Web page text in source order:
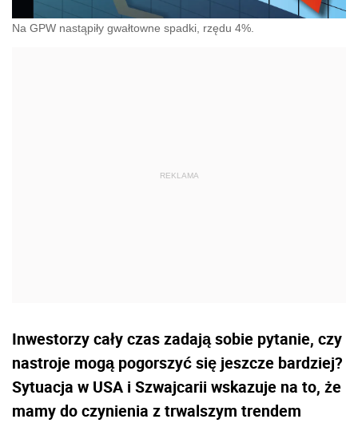
Na GPW nastąpiły gwałtowne spadki, rzędu 4%.
Inwestorzy cały czas zadają sobie pytanie, czy
nastroje mogą pogorszyć się jeszcze bardziej?
Sytuacja w USA i Szwajcarii wskazuje na to, że
mamy do czynienia z trwalszym trendem